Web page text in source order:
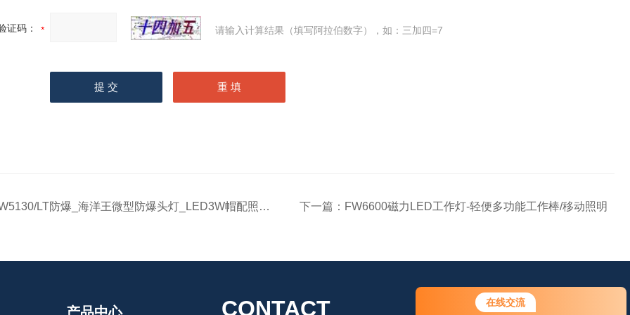
在线交流
证码： 请输入计算结果（填写阿拉伯数字），如：三加四=7
LT防爆_海洋王微型防爆头灯_LED3W帽配照明灯 下一篇： FW6600磁力LED工作灯-轻便多功能工作棒/移动照明
CONTACT